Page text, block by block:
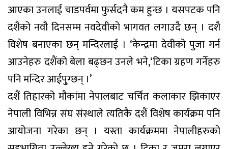
आएका उनलाई चाडपर्वमा फुर्सदनै कम हुन्छ । यसपटक पनि
दशैको नवौ दिनसम्म नवदेवीको भागवत लगाउदै छन् । दशै
विशेष बनाएका छन् मन्दिरलाई । ‘केन्द्रमा देवीको पुजा गर्न
आउनेहरु दशैंको बेला बढ्छन उनले भने,‘टिका ग्रहण गर्नेहरु
पनि मन्दिर आईपु्ग्छन् ।’
दशैं तिहारको मौकांमा नेपालबाट चर्चित कलाकार झिकाएर
नेपाली विभिन्न संघ संस्थाले त्यतिकै दशैं विशेष कार्यक्रम पनि
आयोजना गरेका छन् । यस्ता कार्यक्रममा नेपालीहरुको